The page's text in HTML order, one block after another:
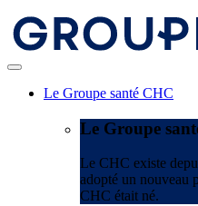
Le Groupe santé CHC
Le Groupe
Le CHC existe
adopté un nouveau
CHC était né.